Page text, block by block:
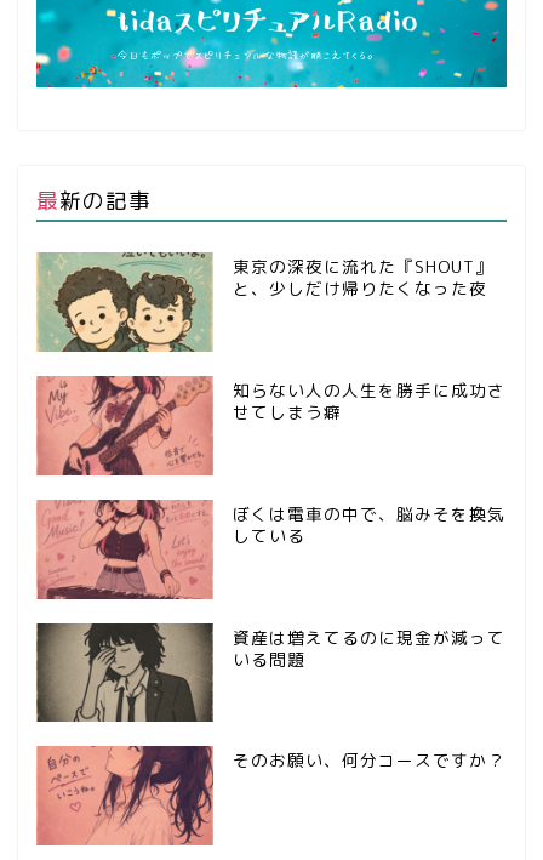
最新の記事
東京の深夜に流れた『SHOUT』
と、少しだけ帰りたくなった夜
知らない人の人生を勝手に成功さ
せてしまう癖
ぼくは電車の中で、脳みそを換気
している
資産は増えてるのに現金が減って
いる問題
そのお願い、何分コースですか？